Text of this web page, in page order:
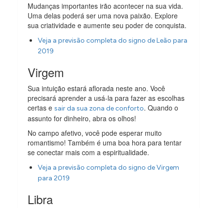
Mudanças importantes irão acontecer na sua vida.
Uma delas poderá ser uma nova paixão. Explore
sua criatividade e aumente seu poder de conquista.
Veja a previsão completa do signo de Leão para
2019
Virgem
Sua intuição estará aflorada neste ano. Você
precisará aprender a usá-la para fazer as escolhas
certas esair da sua zona de conforto. Quando o
assunto for dinheiro, abra os olhos!
No campo afetivo, você pode esperar muito
romantismo! Também é uma boa hora para tentar
se conectar mais com a espiritualidade.
Veja a previsão completa do signo de Virgem
para 2019
Libra